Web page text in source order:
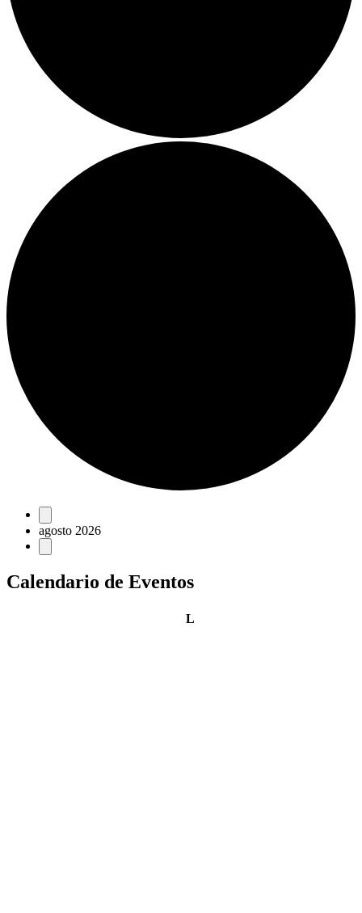
Eventos
agosto 2026
Calendario de Eventos
Llunes